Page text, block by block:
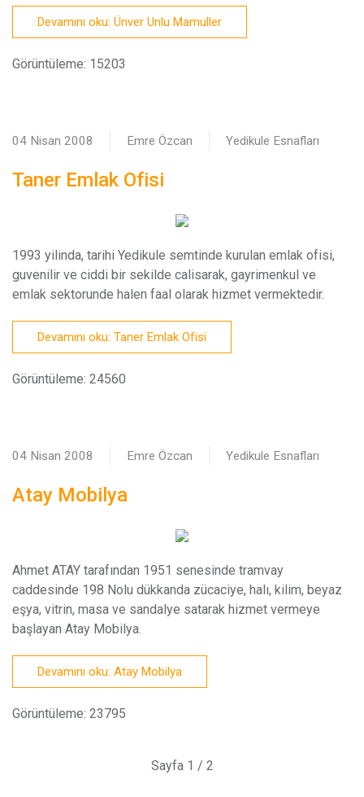
Devamını oku: Ünver Unlu Mamuller
Görüntüleme: 15203
04 Nisan 2008 Emre Özcan Yedikule Esnafları
Taner Emlak Ofisi
1993 yilinda, tarihi Yedikule semtinde kurulan emlak ofisi,
guvenilir ve ciddi bir sekilde calisarak, gayrimenkul ve
emlak sektorunde halen faal olarak hizmet vermektedir.
Devamını oku: Taner Emlak Ofisi
Görüntüleme: 24560
04 Nisan 2008 Emre Özcan Yedikule Esnafları
Atay Mobilya
Ahmet ATAY tarafından 1951 senesinde tramvay
caddesinde 198 Nolu dükkanda zücaciye, halı, kilim, beyaz
eşya, vitrin, masa ve sandalye satarak hizmet vermeye
başlayan Atay Mobilya.
Devamını oku: Atay Mobilya
Görüntüleme: 23795
Sayfa 1 / 2